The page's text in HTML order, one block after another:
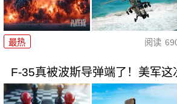
最热 阅读
F-35真被波斯导弹端了！美军这